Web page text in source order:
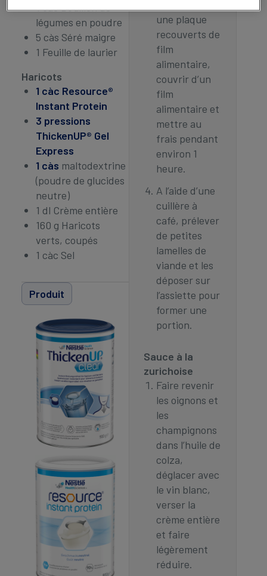
1 càc Bouillon de
légumes en poudre
5 càs Séré maigre
1 Feuille de laurier
Haricots
1 càc Resource®
Instant Protein
3 pressions
ThickenUP® Gel
Express
1 càs maltodextrine
(poudre de glucides
neutre)
1 dl Crème entière
160 g Haricots
verts, coupés
1 càc Sel
Produit
une plaque
recouverts de
film
alimentaire,
couvrir d’un
film
alimentaire et
mettre au
frais pendant
environ 1
heure.
A l’aide d’une
cuillère à
café, prélever
de petites
lamelles de
viande et les
déposer sur
l’assiette pour
former une
portion.
Sauce à la
zurichoise
Faire revenir
les oignons et
les
champignons
dans l’huile de
colza,
déglacer avec
le vin blanc,
verser la
crème entière
et faire
légèrement
réduire.